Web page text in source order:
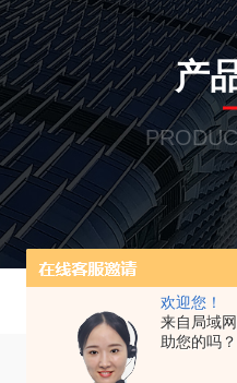
欢迎您！
来自局域
助您的吗？
产